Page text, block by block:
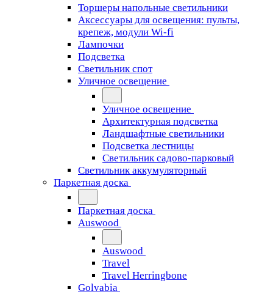
Торшеры напольные светильники
Аксессуары для освещения: пульты,
крепеж, модули Wi-fi
Лампочки
Подсветка
Светильник спот
Уличное освещение
Уличное освещение
Архитектурная подсветка
Ландшафтные светильники
Подсветка лестницы
Светильник садово-парковый
Светильник аккумуляторный
Паркетная доска
Паркетная доска
Auswood
Auswood
Travel
Travel Herringbone
Golvabia